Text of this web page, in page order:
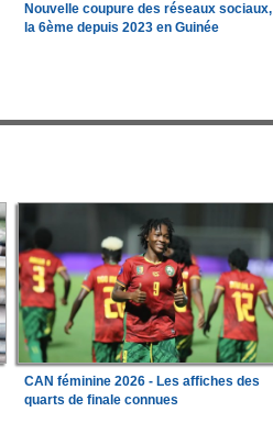
Nouvelle coupure des réseaux sociaux,
la 6ème depuis 2023 en Guinée
CAN féminine 2026 - Les affiches des
quarts de finale connues